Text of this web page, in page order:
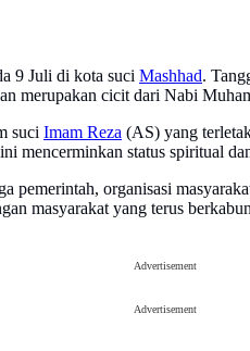
9 Juli di kota suci Mashhad.
merupakan cicit dari Nabi
suci Imam Reza (AS) yang
mencerminkan status spiritual
pemerintah, organisasi
masyarakat yang terus
Advertisement
Advertisement